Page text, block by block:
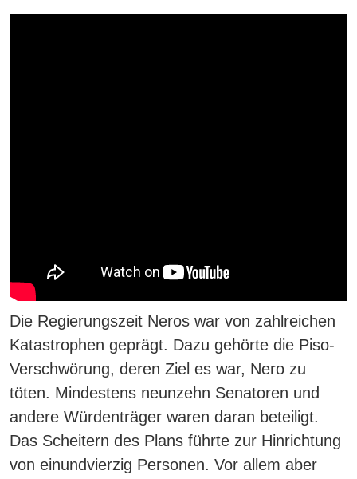
Die Regierungszeit Neros war von zahlreichen
Katastrophen geprägt. Dazu gehörte die Piso-
Verschwörung, deren Ziel es war, Nero zu
töten. Mindestens neunzehn Senatoren und
andere Würdenträger waren daran beteiligt.
Das Scheitern des Plans führte zur Hinrichtung
von einundvierzig Personen. Vor allem aber